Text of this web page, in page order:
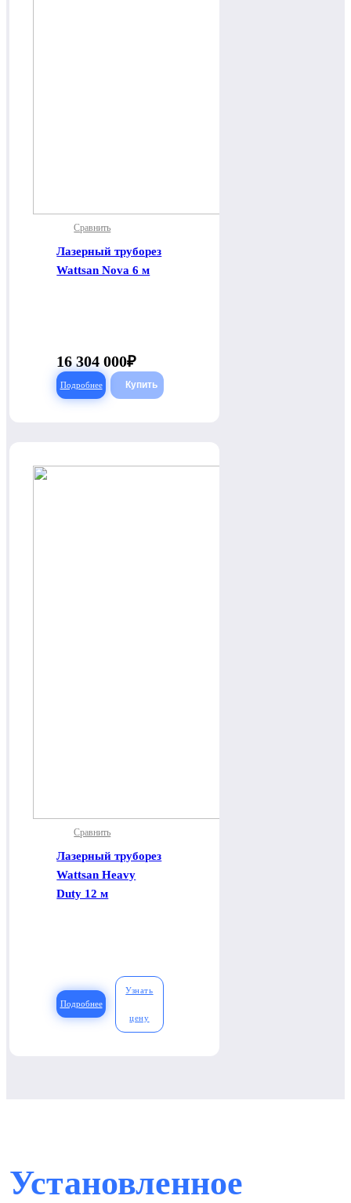
Сравнить
Лазерный труборез
Wattsan Nova 6 м
16 304 000
Подробнее
Сравнить
Лазерный труборез
Wattsan Heavy
Duty 12 м
Подробнее
Узнать
цену
Установленное